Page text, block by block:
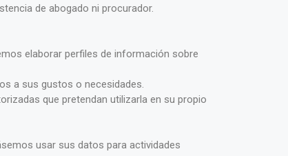
de abogado ni procurador.
elaborar perfiles de información sobre
a sus gustos o necesidades.
que pretendan utilizarla en su propio
usar sus datos para actividades